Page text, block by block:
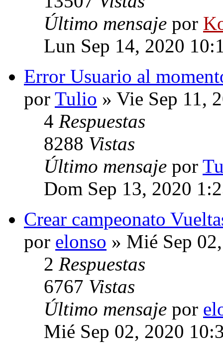
Último mensaje por
Lun Sep 14, 2020
Error Usuario al
por Tulio » Vie Sep 11,
4 Respuestas
8288 Vistas
Último mensaje por
Dom Sep 13, 2020
Crear campeonato
por elonso » Mié Sep
2 Respuestas
6767 Vistas
Último mensaje por
Mié Sep 02, 2020